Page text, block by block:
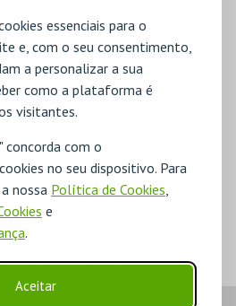
essenciais para o
e, com o seu consentimento,
a personalizar a sua
como a plataforma é
visitantes.
concorda com o
no seu dispositivo. Para
nossa Política de Cookies,
e
.
Aceitar
e Manuel Rodrigues